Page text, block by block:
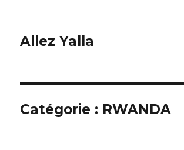
Allez Yalla
Catégorie : RWANDA